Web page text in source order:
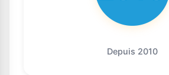
Depuis 2010